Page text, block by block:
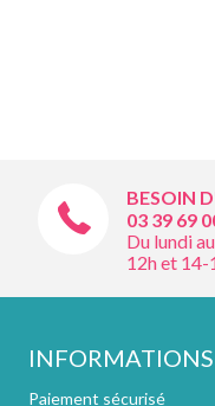
BESOIN
03 39 69
Du lundi
12h et 14-
INFORMATIONS
Paiement sécurisé